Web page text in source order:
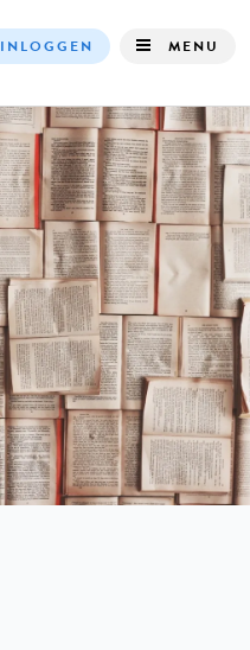
navigation
INLOGGEN MENU